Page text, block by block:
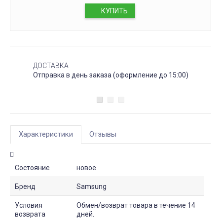
КУПИТЬ
ДОСТАВКА
Отправка в день заказа (оформление до 15:00)
Характеристики Отзывы
Состояние новое
Бренд Samsung
Условия
возврата
Обмен/возврат товара в течение 14
дней.